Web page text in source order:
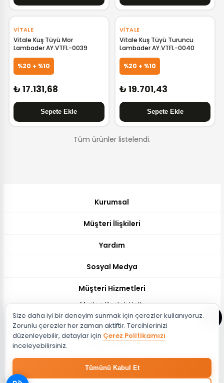
VITALE
Vitale Kuş Tüyü Mor
Lambader AY.VTFL-0039
%20 + %10
₺ 17.131,68
VITALE
Vitale Kuş Tüyü Turuncu
Lambader AY.VTFL-0040
%20 + %10
₺ 19.701,43
Tüm ürünler listelendi.
Kurumsal
Müşteri İlişkileri
Yardım
Sosyal Medya
Müşteri Hizmetleri
Müşteri Destek Hattı
444 51 26
Müşteri Destek Maili
musteri@evdema.com
Whatsapp Destek Hattı
05382788510
Size daha iyi bir deneyim sunmak için çerezler kullanıyoruz.
Zorunlu çerezler her zaman aktiftir. Tercihlerinizi
düzenleyebilir, detaylar için Çerez Politikamızı
inceleyebilirsiniz.
Tümünü Kabul Et